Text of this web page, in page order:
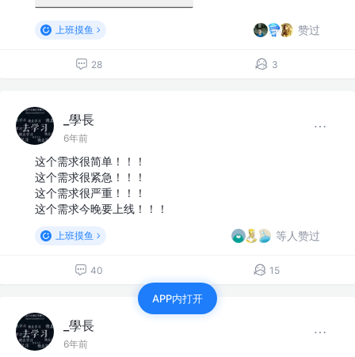
上班摸鱼 赞过
28 3
_學長
6年前
这个需求很简单！！！
这个需求很紧急！！！
这个需求很严重！！！
这个需求今晚要上线！！！
上班摸鱼 等人赞过
40 15
_學長
6年前
APP内打开